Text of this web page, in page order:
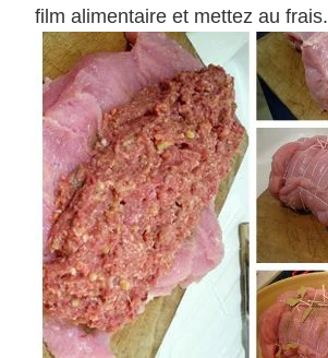
film alimentaire et mettez au frais.